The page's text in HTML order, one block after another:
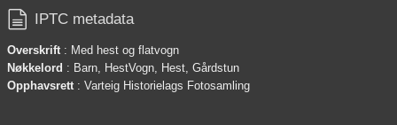
 IPTC metadata
Overskrift : Med hest og flatvogn
Nøkkelord : Barn, HestVogn, Hest, Gårdstun
Opphavsrett : Varteig Historielags Fotosamling